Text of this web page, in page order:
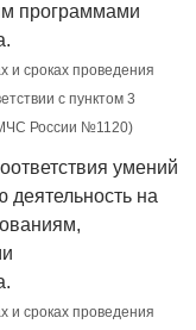
программами
и сроках проведения
с пунктом 3
России №1120)
умений
на
и сроках проведения